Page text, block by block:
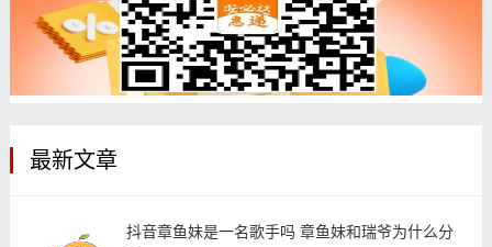
最新文章
抖音章鱼妹是一名歌手吗 章鱼妹和瑞爷为什么分